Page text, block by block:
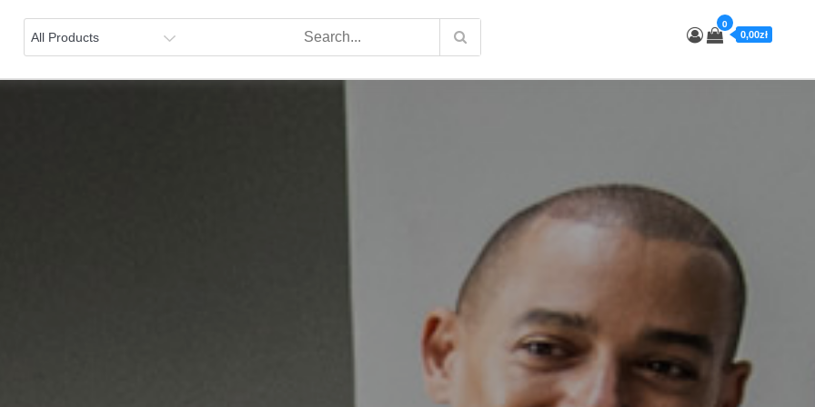
0
0,00zł